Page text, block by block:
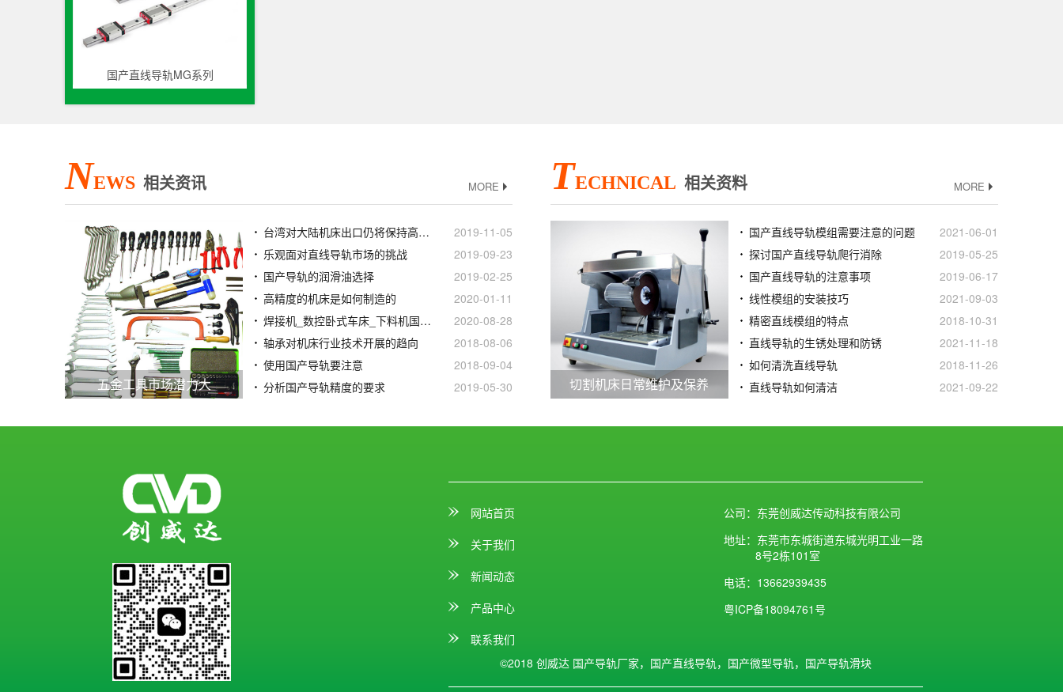
国产直线导轨MG系列
NEWS 相关资讯 MORE
五金工具市场潜力大
台湾对大陆机床出口仍将保持高速发展
2019-11-05
乐观面对直线导轨市场的挑战
2019-09-23
国产导轨的润滑油选择
2019-02-25
高精度的机床是如何制造的
2020-01-11
焊接机_数控卧式车床_下料机国产线性滑轨滑块
2020-08-28
轴承对机床行业技术开展的趋向
2018-08-06
使用国产导轨要注意
2018-09-04
分析国产导轨精度的要求
2019-05-30
TECHNICAL 相关资料 MORE
切割机床日常维护及保养
国产直线导轨模组需要注意的问题
2021-06-01
探讨国产直线导轨爬行消除
2019-05-25
国产直线导轨的注意事项
2019-06-17
线性模组的安装技巧
2021-09-03
精密直线模组的特点
2018-10-31
直线导轨的生锈处理和防锈
2021-11-18
如何清洗直线导轨
2018-11-26
直线导轨如何清洁
2021-09-22
网站首页
关于我们
新闻动态
产品中心
联系我们
公司：东莞创威达传动科技有限公司
地址：东莞市东城街道东城光明工业一路
8号2栋101室
电话：13662939435
粤ICP备18094761号
©2018 创威达 国产导轨厂家，国产直线导轨，国产微型导轨，国产导轨滑块